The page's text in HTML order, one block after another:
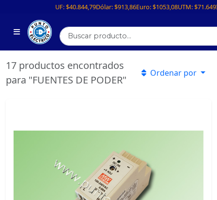
UF:$40.844,79Dólar:$913,86Euro:$1053,08UTM:$71.649
17 productos encontrados
para "FUENTES DE PODER"
Ordenar por